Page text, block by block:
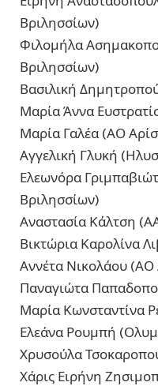
Βριλησσίων)
Φιλομήλα
Βριλησσίων)
Βασιλική
Μαρία Άννα
Μαρία Γαλέα (ΑΟ
Αγγελική Γλυκή
Ελεωνόρα
Βριλησσίων)
Αναστασία Κάλτση
Βικτώρια Καρολίνα
Αννέτα Νικολάου
Παναγιώτα
Μαρία Κωνσταντίνα
Ελεάνα Ρουμπή
Χρυσούλα
Χάρις Ειρήνη